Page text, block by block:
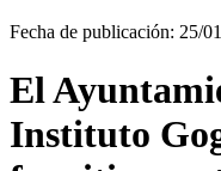
Fecha de publicación: 25/
El
Instituto